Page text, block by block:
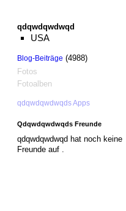
qdqwdqwdwqd
USA
Blog-Beiträge (4988)
Fotos
Fotoalben
qdqwdqwdwqds Apps
Qdqwdqwdwqds Freunde
qdqwdqwdwqd hat noch keine
Freunde auf .